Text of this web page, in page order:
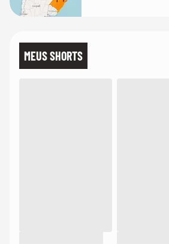
MEUS SHORTS